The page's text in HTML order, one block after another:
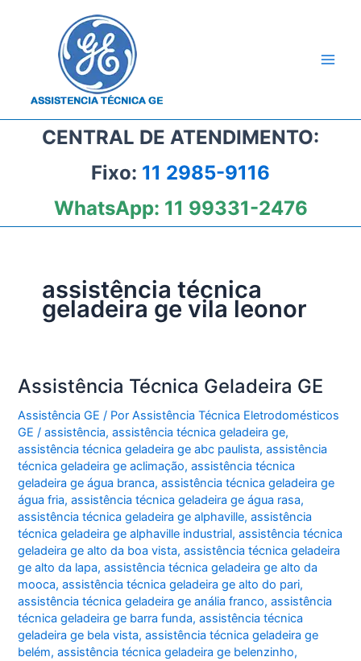
CENTRAL DE ATENDIMENTO:
Fixo: 11 2985-9116
WhatsApp: 11 99331-2476
assistência técnica
geladeira ge vila leonor
Assistência Técnica Geladeira GE
Assistência GE / PorAssistência Técnica Eletrodomésticos
GE/assistência,assistência técnica geladeira ge,
assistência técnica geladeira ge abc paulista,assistência
técnica geladeira ge aclimação,assistência técnica
geladeira ge água branca,assistência técnica geladeira ge
água fria,assistência técnica geladeira ge água rasa,
assistência técnica geladeira ge alphaville,assistência
técnica geladeira ge alphaville industrial,assistência técnica
geladeira ge alto da boa vista,assistência técnica geladeira
ge alto da lapa,assistência técnica geladeira ge alto da
mooca,assistência técnica geladeira ge alto do pari,
assistência técnica geladeira ge anália franco,assistência
técnica geladeira ge barra funda,assistência técnica
geladeira ge bela vista,assistência técnica geladeira ge
belém,assistência técnica geladeira ge belenzinho,